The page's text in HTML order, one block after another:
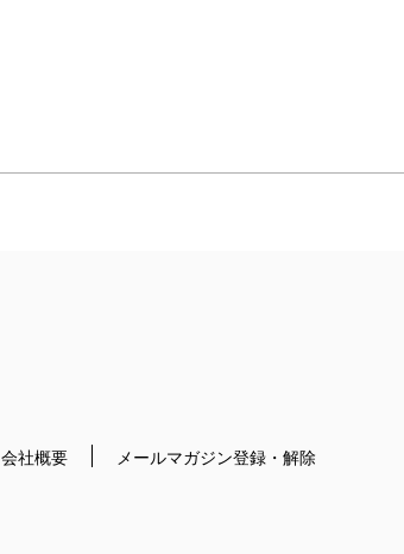
会社概要 メールマガジン登録・解除